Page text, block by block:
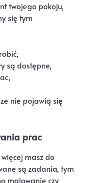
twojego pokoju,
się tym
są dostępne,
nie pojawią się
prac
masz do
są zadania, tym
malowanie czy